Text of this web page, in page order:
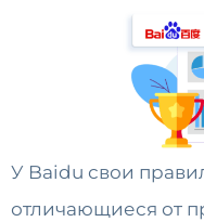
У Baidu свои
отличающиеся от